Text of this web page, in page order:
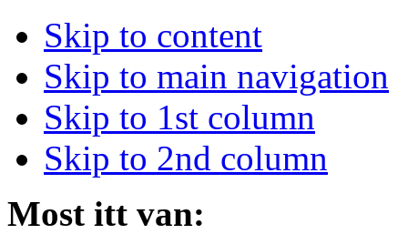
Skip to content
Skip to main navigation
Skip to 1st column
Skip to 2nd column
Most itt van: